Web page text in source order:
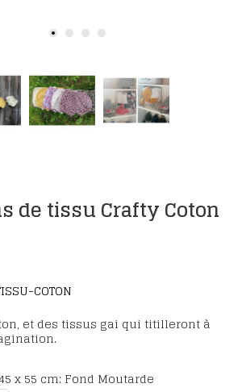
de tissu Crafty Coton
COTON
et des tissus gai qui titilleront à
x 55 cm: Fond Moutarde